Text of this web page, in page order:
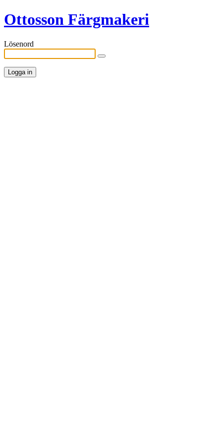
Ottosson Färgmakeri
Lösenord